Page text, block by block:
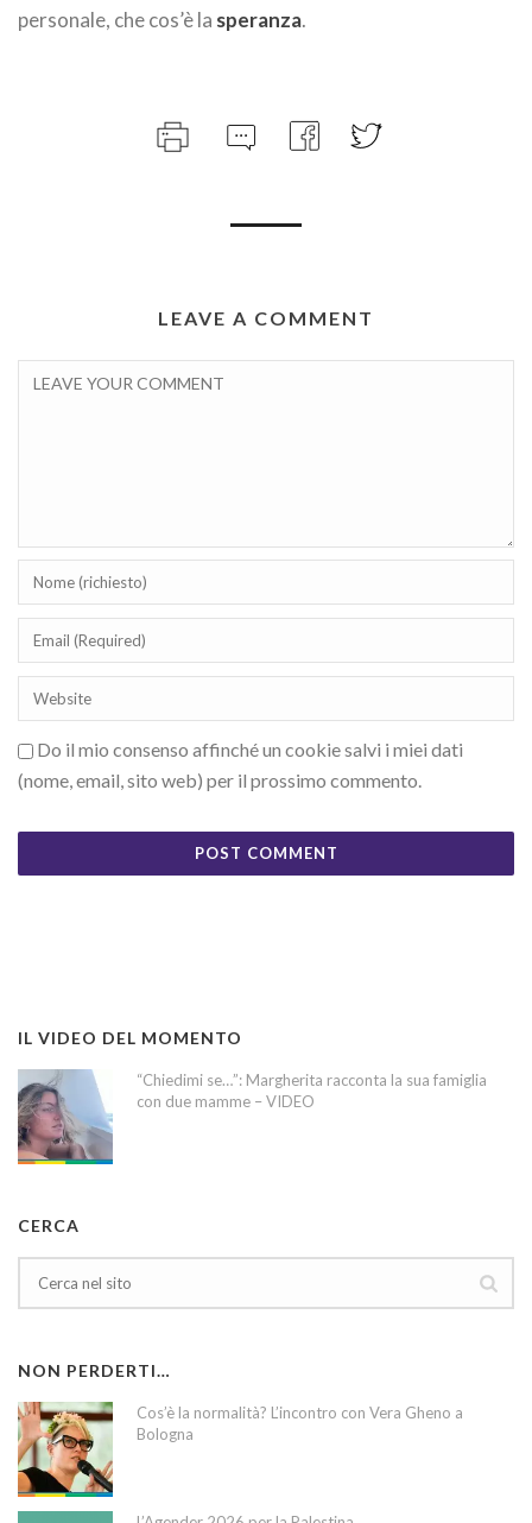
personale, che cos’è la speranza.
LEAVE A COMMENT
Do il mio consenso affinché un cookie salvi i miei dati
(nome, email, sito web) per il prossimo commento.
IL VIDEO DEL MOMENTO
“Chiedimi se…”: Margherita racconta la sua famiglia
con due mamme – VIDEO
CERCA
NON PERDERTI…
Cos’è la normalità? L’incontro con Vera Gheno a
Bologna